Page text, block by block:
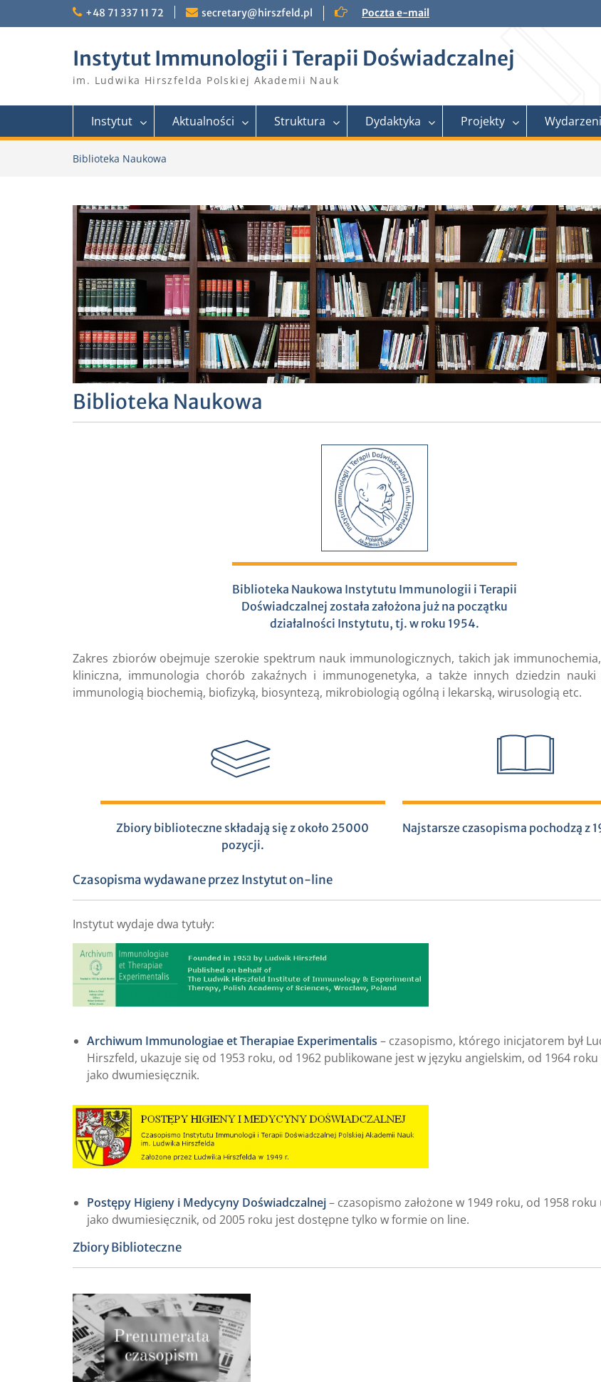
+48 71 337 11 72 secretary@hirszfeld.pl Poczta e-mail
Instytut Immunologii i Terapii Doświadczalnej
im. Ludwika Hirszfelda Polskiej Akademii Nauk
Instytut Aktualności Struktura Dydaktyka Projekty
Biblioteka Naukowa
Biblioteka Naukowa
Biblioteka Naukowa Instytutu Immunologii i Terapii
Doświadczalnej została założona już na początku
działalności Instytutu, tj. w roku 1954.
Zakres zbiorów obejmuje szerokie spektrum nauk immunologicznych, takich jak
kliniczna, immunologia chorób zakaźnych i immunogenetyka, a także innych dziedzin nauki
immunologią biochemią, biofizyką, biosyntezą, mikrobiologią ogólną i lekarską, wirusologią etc.
Zbiory biblioteczne składają się z około 25000
pozycji.
Najstarsze czasopisma pochodzą z
Czasopisma wydawane przez Instytut on-line
Instytut wydaje dwa tytuły:
Archiwum Immunologiae et Therapiae Experimentalis – czasopismo, którego inicjatorem był
Hirszfeld, ukazuje się od 1953 roku, od 1962 publikowane jest w języku angielskim, od 1964
jako dwumiesięcznik.
Postępy Higieny i Medycyny Doświadczalnej– czasopismo założone w 1949 roku, od 1958 roku
jako dwumiesięcznik, od 2005 roku jest dostępne tylko w formie on line.
Zbiory Biblioteczne